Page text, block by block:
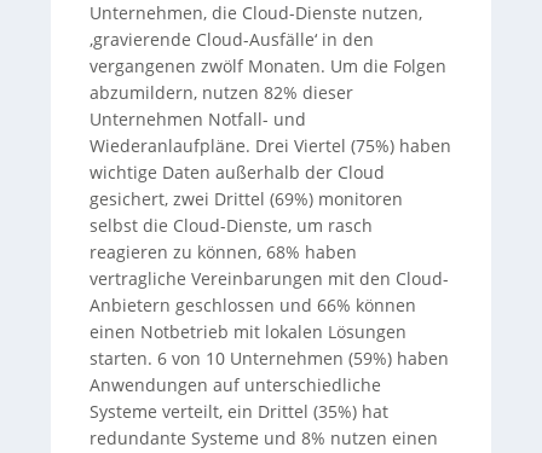
Unternehmen, die Cloud-Dienste nutzen,
‚gravierende Cloud-Ausfälle‘ in den
vergangenen zwölf Monaten. Um die Folgen
abzumildern, nutzen 82% dieser
Unternehmen Notfall- und
Wiederanlaufpläne. Drei Viertel (75%) haben
wichtige Daten außerhalb der Cloud
gesichert, zwei Drittel (69%) monitoren
selbst die Cloud-Dienste, um rasch
reagieren zu können, 68% haben
vertragliche Vereinbarungen mit den Cloud-
Anbietern geschlossen und 66% können
einen Notbetrieb mit lokalen Lösungen
starten. 6 von 10 Unternehmen (59%) haben
Anwendungen auf unterschiedliche
Systeme verteilt, ein Drittel (35%) hat
redundante Systeme und 8% nutzen einen